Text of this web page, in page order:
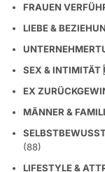
FRAUEN
LIEBE &
SEX & INTIMITÄT
EX
MÄNNER &
(88)
LIFESTYLE &